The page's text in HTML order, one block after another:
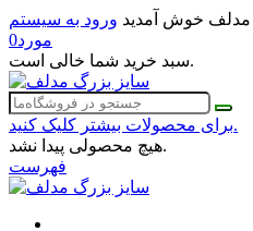
مدلف خوش آمدید ورود به سیستم
0مورد
سبد خرید شما خالی است.
برای محصولات بیشتر کلیک کنید.
هیچ محصولی پیدا نشد.
فهرست